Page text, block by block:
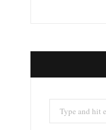
Search
for: